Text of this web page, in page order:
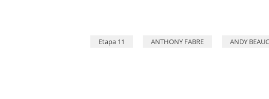
Etapa 11 ANTHONY FABRE ANDY